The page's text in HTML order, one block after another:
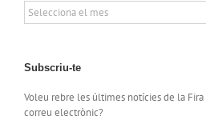
Notícies
arxivades
Subscriu-te
Voleu rebre les últimes notícies de la
correu electrònic?